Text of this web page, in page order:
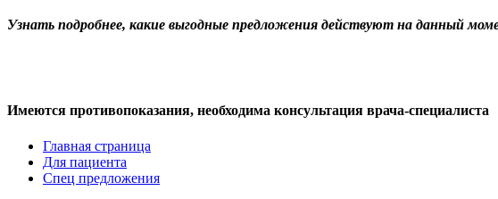
Узнать подробнее, какие выгодные предложения действуют на данный
Имеются противопоказания, необходима консультация врача-специалиста
Главная страница
Для пациента
Спец предложения